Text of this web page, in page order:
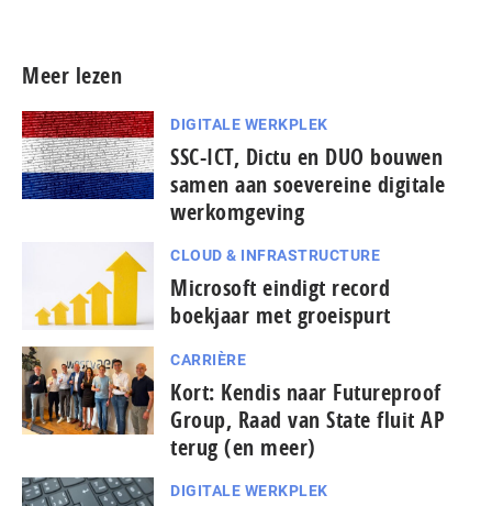
Meer lezen
DIGITALE WERKPLEK
SSC-ICT, Dictu en DUO bouwen
samen aan soevereine digitale
werkomgeving
CLOUD & INFRASTRUCTURE
Microsoft eindigt record
boekjaar met groeispurt
CARRIÈRE
Kort: Kendis naar Futureproof
Group, Raad van State fluit AP
terug (en meer)
DIGITALE WERKPLEK